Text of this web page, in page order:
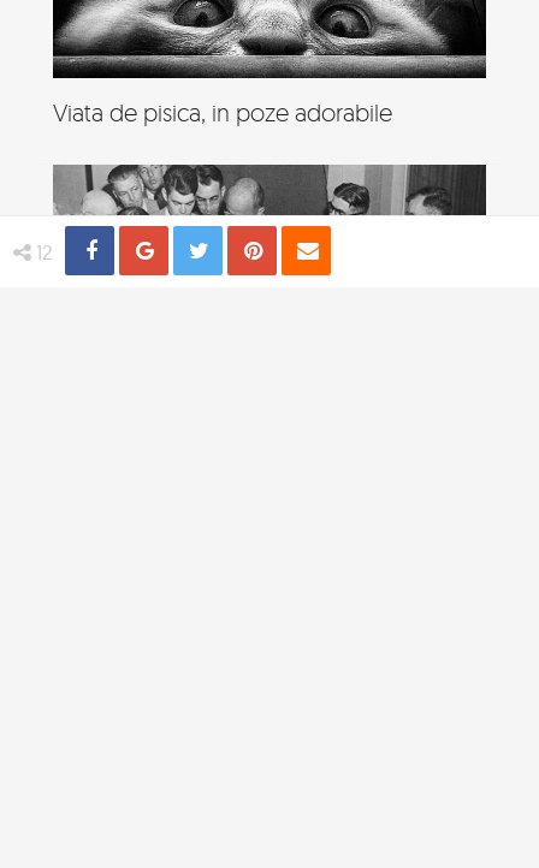
12 Share Distribuie
Tweet Pin
Viata de pisica, in poze adorabile